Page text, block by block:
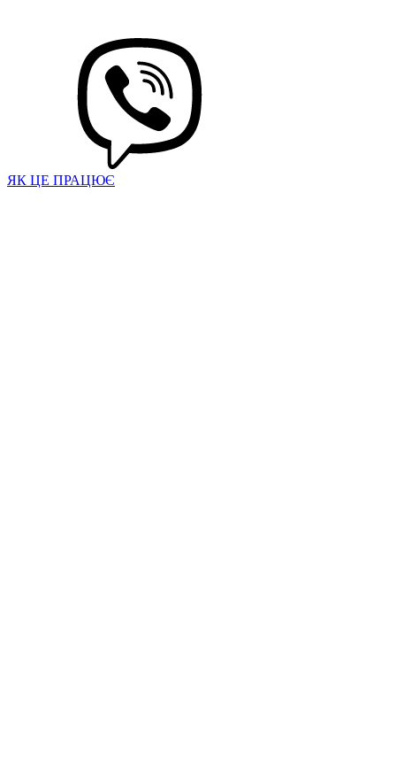
ЯК ЦЕ ПРАЦЮЄ